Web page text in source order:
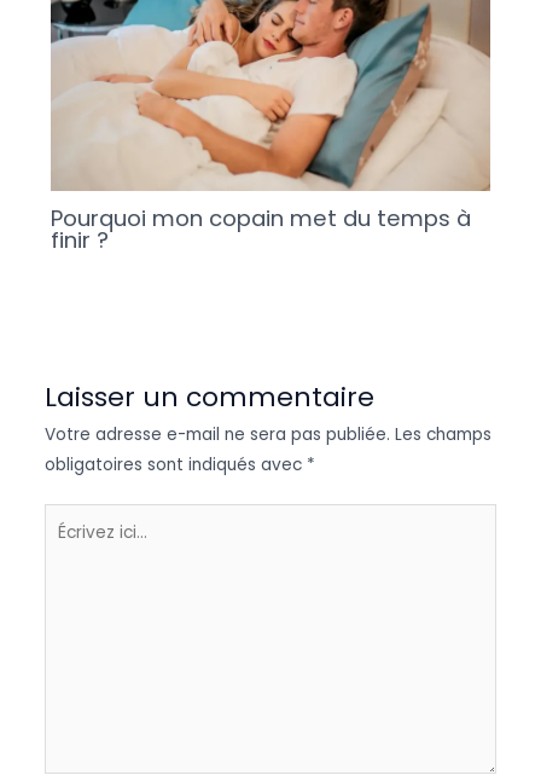
Pourquoi mon copain met du temps à
finir ?
Laisser un commentaire
Votre adresse e-mail ne sera pas publiée. Les champs
obligatoires sont indiqués avec *
Écrivez